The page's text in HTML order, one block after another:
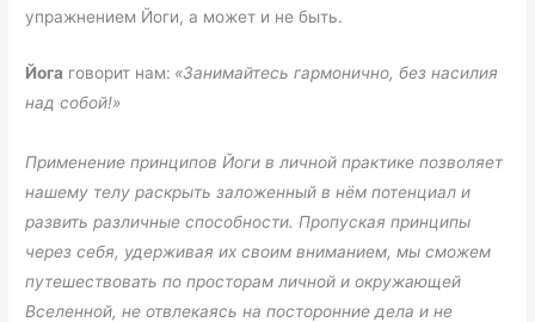
упражнением Йоги, а может и не быть.
Йога говорит нам: «Занимайтесь гармонично, без насилия
над собой!»
Применение принципов Йоги в личной практике позволяет
нашему телу раскрыть заложенный в нём потенциал и
развить различные способности. Пропуская принципы
через себя, удерживая их своим вниманием, мы сможем
путешествовать по просторам личной и окружающей
Вселенной, не отвлекаясь на посторонние дела и не